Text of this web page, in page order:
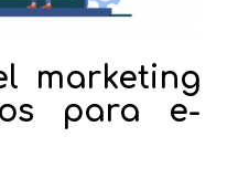
marketing
para e-